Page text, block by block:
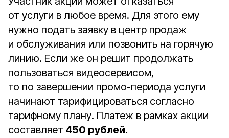
от услуги в любое время. Для этого ему
нужно подать заявку в центр продаж
и обслуживания или позвонить на горячую
линию. Если же он решит продолжать
пользоваться видеосервисом,
то по завершении промо-периода услуги
начинают тарифицироваться согласно
тарифному плану. Платеж в рамках акции
составляет 450 рублей.